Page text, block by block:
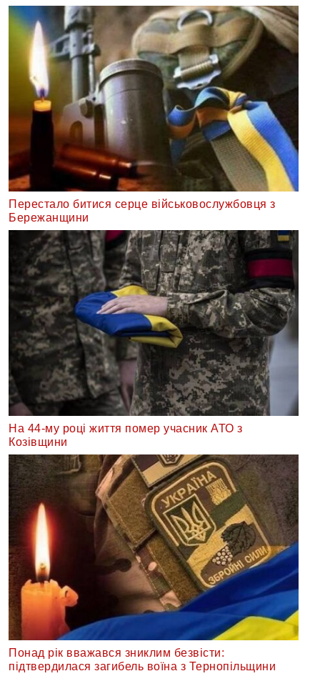
Перестало битися серце військовослужбовця з
Бережанщини
На 44-му році життя помер учасник АТО з
Козівщини
Понад рік вважався зниклим безвісти:
підтвердилася загибель воїна з Тернопільщини